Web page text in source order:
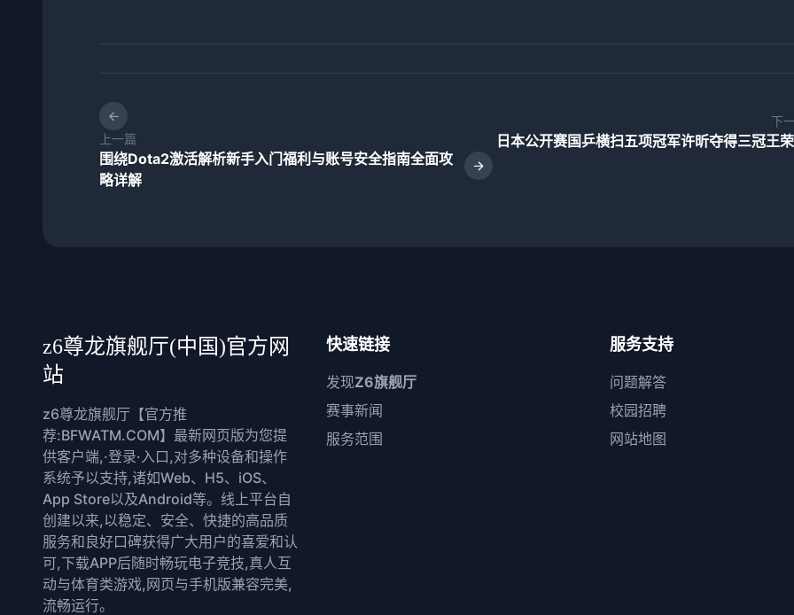
上一篇
围绕Dota2激活解析新手入门福利与账号安全指南全面攻
略详解
下
日本公开赛国乒横扫五项冠军许昕夺得三冠王
z6尊龙旗舰厅(中国)官方网
站
z6尊龙旗舰厅【官方推
荐:BFWATM.COM】最新网页版为您提
供客户端,·登录·入口,对多种设备和操作
系统予以支持,诸如Web、H5、iOS、
App Store以及Android等。线上平台自
创建以来,以稳定、安全、快捷的高品质
服务和良好口碑获得广大用户的喜爱和认
可,下载APP后随时畅玩电子竞技,真人互
动与体育类游戏,网页与手机版兼容完美,
流畅运行。
快速链接
发现Z6旗舰厅
赛事新闻
服务范围
服务支持
问题解答
校园招聘
网站地图